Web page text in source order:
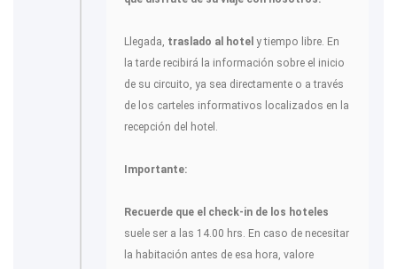
Llegada, traslado al hotel y tiempo libre. En
la tarde recibirá la información sobre el inicio
de su circuito, ya sea directamente o a través
de los carteles informativos localizados en la
recepción del hotel.
Importante:
Recuerde que el check-in de los hoteles
suele ser a las 14.00 hrs. En caso de necesitar
la habitación antes de esa hora, valore